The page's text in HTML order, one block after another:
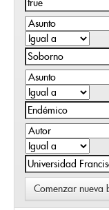
Comenzar nueva